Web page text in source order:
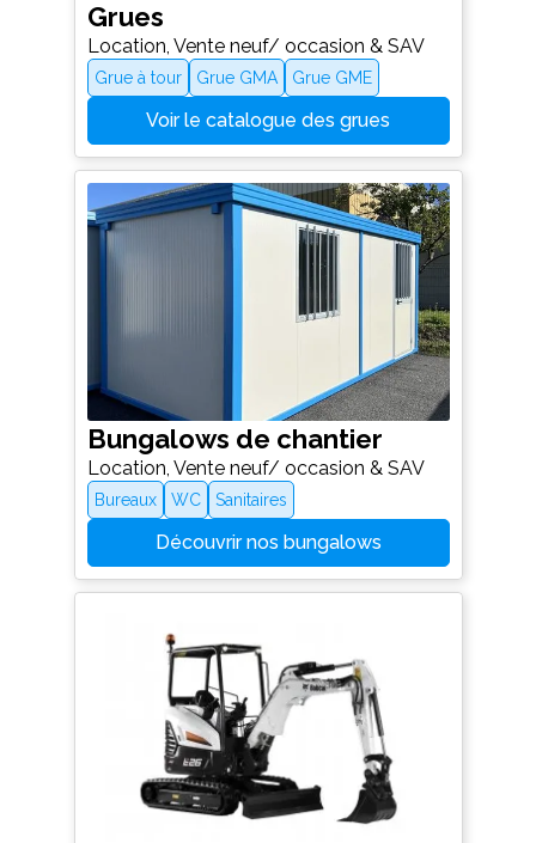
Grues
Location, Vente neuf/ occasion & SAV
Grue à tour Grue GMA Grue GME
Voir le catalogue des grues
Bungalows de chantier
Location, Vente neuf/ occasion & SAV
Bureaux WC Sanitaires
Découvrir nos bungalows